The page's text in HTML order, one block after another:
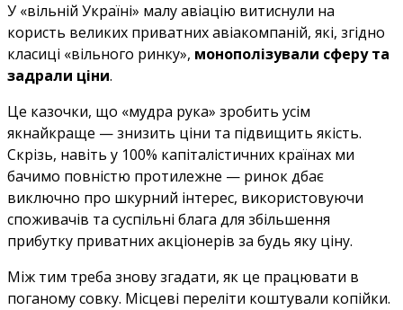
У «вільній Україні» малу авіацію витиснули на
користь великих приватних авіакомпаній, які, згідно
класиці «вільного ринку», монополізували сферу та
задрали ціни.
Це казочки, що «мудра рука» зробить усім
якнайкраще — знизить ціни та підвищить якість.
Скрізь, навіть у 100% капіталістичних країнах ми
бачимо повністю протилежне — ринок дбає
виключно про шкурний інтерес, використовуючи
споживачів та суспільні блага для збільшення
прибутку приватних акціонерів за будь яку ціну.
Між тим треба знову згадати, як це працювати в
поганому совку. Місцеві переліти коштували копійки.